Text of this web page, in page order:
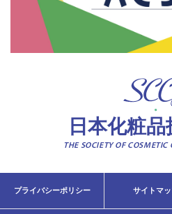
日本化粧
THE SOCIETY OF COSMETIC
プライバシーポリシー サイトマ